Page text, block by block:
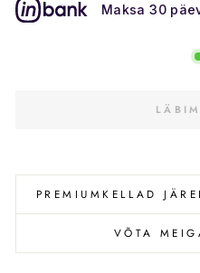
Maksa 30
PREMIUMKELLAD
VÕTA